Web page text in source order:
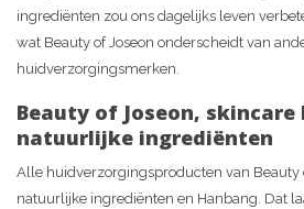
ingrediënten zou ons dagelijks leven
wat Beauty of Joseon onderscheidt van
huidverzorgingsmerken.
Beauty of Joseon, skincare
natuurlijke ingrediënten
Alle huidverzorgingsproducten van Beauty
natuurlijke ingrediënten en Hanbang. Dat